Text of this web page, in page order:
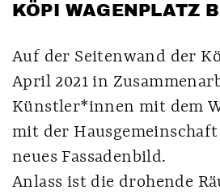
KÖPI WAGENPLATZ
Auf der Seitenwand der
April 2021 in
Künstler*innen mit dem
mit der
neues Fassadenbild.
Anlass ist die drohende